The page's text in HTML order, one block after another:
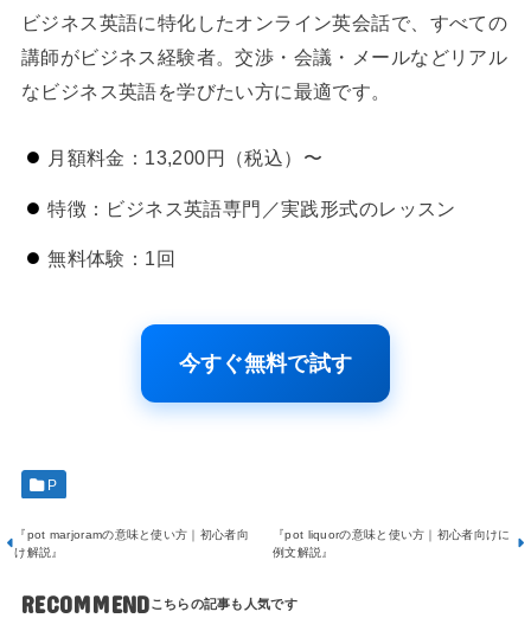
ビジネス英語に特化したオンライン英会話で、すべての
講師がビジネス経験者。交渉・会議・メールなどリアル
なビジネス英語を学びたい方に最適です。
月額料金：13,200円（税込）〜
特徴：ビジネス英語専門／実践形式のレッスン
無料体験：1回
今すぐ無料で試す
P
『pot marjoramの意味と使い方｜初心者向
け解説』
『pot liquorの意味と使い方｜初心者向けに
例文解説』
RECOMMEND